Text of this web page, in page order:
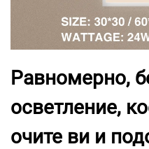
Равномерно,
осветление,
очите ви и